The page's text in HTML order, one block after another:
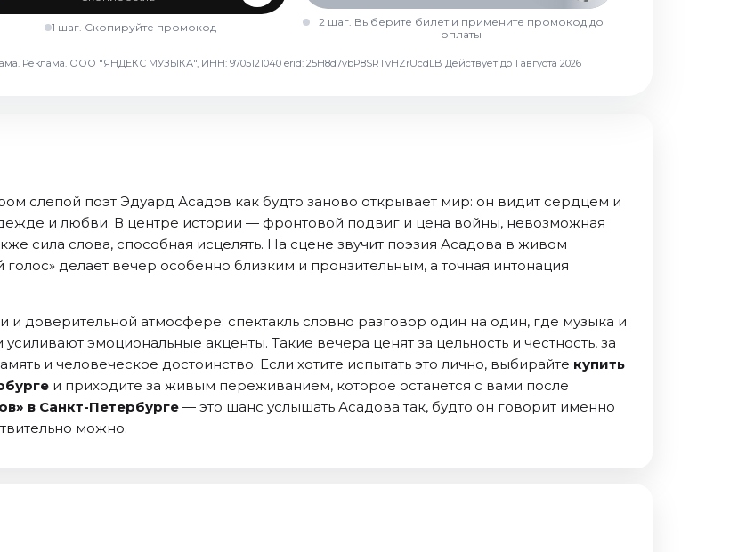
1 шаг. Скопируйте промокод
2 шаг. Выберите билет и примените промокод до
оплаты
Реклама. ООО "ЯНДЕКС МУЗЫКА", ИНН: 9705121040 erid: 25H8d7vbP8SRTvHZrUcdLB Действует до 1 августа 2026
слепой поэт Эдуард Асадов как будто заново открывает мир: он видит сердцем и
и любви. В центре истории — фронтовой подвиг и цена войны, невозможная
сила слова, способная исцелять. На сцене звучит поэзия Асадова в живом
делает вечер особенно близким и пронзительным, а точная интонация
и доверительной атмосфере: спектакль словно разговор один на один, где музыка и
эмоциональные акценты. Такие вечера ценят за цельность и честность, за
и человеческое достоинство. Если хотите испытать это лично, выбирайте купить
и приходите за живым переживанием, которое останется с вами после
в Санкт-Петербурге — это шанс услышать Асадова так, будто он говорит именно
можно.